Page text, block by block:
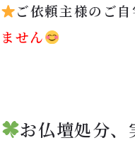
ご依頼主様のご
ません
お仏壇処分、